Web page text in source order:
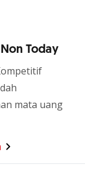
Today
mata uang